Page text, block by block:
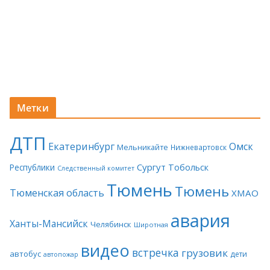
Метки
ДТП Екатеринбург Мельникайте Нижневартовск Омск
Республики Следственный комитет Сургут Тобольск
Тюменская область ТюменьТюмень ХМАО
Ханты-Мансийск Челябинск Широтная авария
автобус автопожар видео встречка грузовик дети